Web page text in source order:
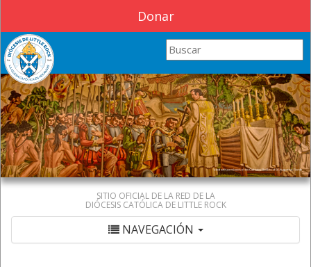
Donar
Search this site
SITIO OFICIAL DE LA RED DE LA
DIÓCESIS CATÓLICA DE LITTLE ROCK
NAVEGACIÓN